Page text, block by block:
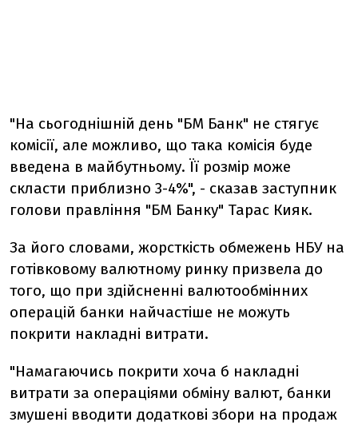
"На сьогоднішній день "БМ Банк" не стягує
комісії, але можливо, що така комісія буде
введена в майбутньому. Її розмір може
скласти приблизно 3-4%", - сказав заступник
голови правління "БМ Банку" Тарас Кияк.
За його словами, жорсткість обмежень НБУ на
готівковому валютному ринку призвела до
того, що при здійсненні валютообмінних
операцій банки найчастіше не можуть
покрити накладні витрати.
"Намагаючись покрити хоча б накладні
витрати за операціями обміну валют, банки
змушені вводити додаткові збори на продаж